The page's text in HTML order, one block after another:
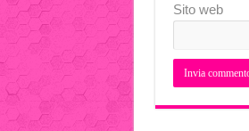
Sito web